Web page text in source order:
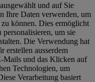
und auf Sie
Ihre Daten verwenden, um
können. Dies ermöglicht
um sie
Die Verwendung hat
erstellen ausserdem
Mails und das Klicken auf
Technologien, um
Verarbeitung basiert